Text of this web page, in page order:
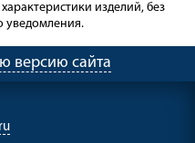
изделий, без
уведомления.
версию сайта